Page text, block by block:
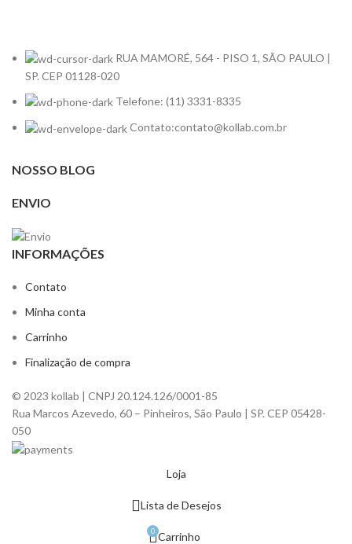
RUA MAMORÉ, 564 - PISO 1, SÃO PAULO |
SP. CEP 01128-020
Telefone: (11) 3331-8335
Contato:contato@kollab.com.br
NOSSO BLOG
ENVIO
INFORMAÇÕES
Contato
Minha conta
Carrinho
Finalização de compra
© 2023 kollab | CNPJ 20.124.126/0001-85
Rua Marcos Azevedo, 60 – Pinheiros, São Paulo | SP. CEP 05428-
050
Loja
Lista de Desejos
0 Carrinho